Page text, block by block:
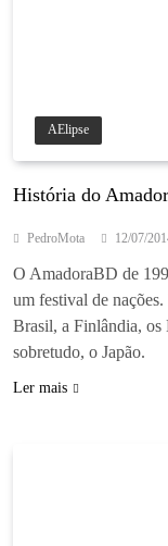
AElipse
História do
PedroMota 12/07/
O AmadoraBD de
um festival de
Brasil, a Finlândia, os
sobretudo, o Japão.
Ler mais